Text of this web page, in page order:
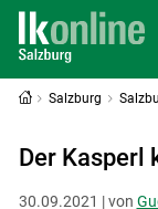
Salzburg
Der Kasperl
30.09.2021 | von